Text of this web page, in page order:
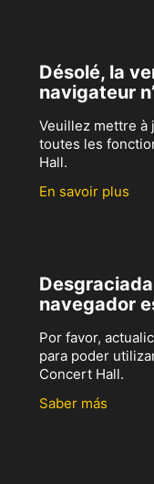
Désolé, la
navigateur
Veuillez mettre
toutes les
Hall.
En savoir plus
navegador
Por favor,
para poder
Concert Hall.
Saber más